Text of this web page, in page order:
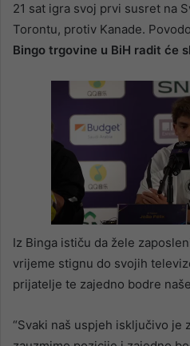
21 sat igra svoj prvi susret na
Torontu, protiv Kanade.
Bingo trgovine u BiH radit će
Iz Binga ističu da žele
vrijeme stignu do svojih
prijatelje te zajedno bodre
“Svaki naš uspjeh isključivo je